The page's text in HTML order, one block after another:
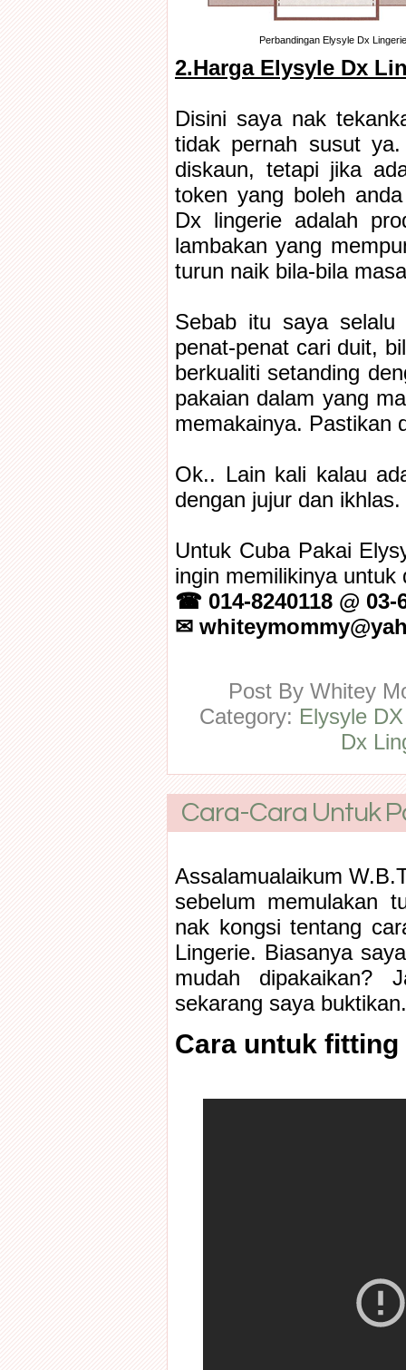
Perbandingan Elysyle Dx
2.Harga Elysyle Dx
Disini saya nak
tidak pernah susut
diskaun, tetapi jika
token yang boleh
Dx lingerie adalah
lambakan yang
turun naik bila-bila
Sebab itu saya selalu
penat-penat cari duit,
berkualiti setanding
pakaian dalam yang
memakainya. Pastikan
Ok.. Lain kali kalau
dengan jujur dan ikhlas.
Untuk Cuba Pakai
ingin memilikinya
☎ 014-8240118 @ 03-
✉
Post By Whitey
Category: Elysyle
Dx
Cara-Cara Untuk
Assalamualaikum
sebelum memulakan
nak kongsi tentang
Lingerie. Biasanya
mudah dipakaikan?
sekarang saya
Cara untuk